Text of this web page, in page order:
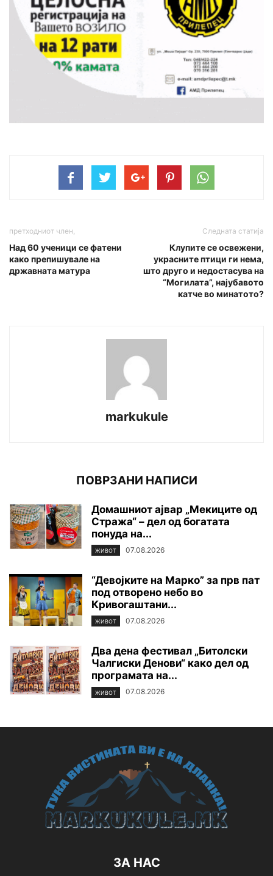
претходниот член,
Над 60 ученици се фатени
како препишувале на
државната матура
Следната статија
Клупите се освежени,
украсните птици ги нема,
што друго и недостасува на
“Могилата”, најубавото
катче во минатото?
markukule
ПОВРЗАНИ НАПИСИ
Домашниот ајвар „Мекиците од
Стража“ – дел од богатата
понуда на...
ЖИВОТ 07.08.2026
“Девојките на Марко” за прв пат
под отворено небо во
Кривогаштани...
ЖИВОТ 07.08.2026
Два дена фестивал „Битолски
Чалгиски Денови“ како дел од
програмата на...
ЖИВОТ 07.08.2026
ЗА НАС